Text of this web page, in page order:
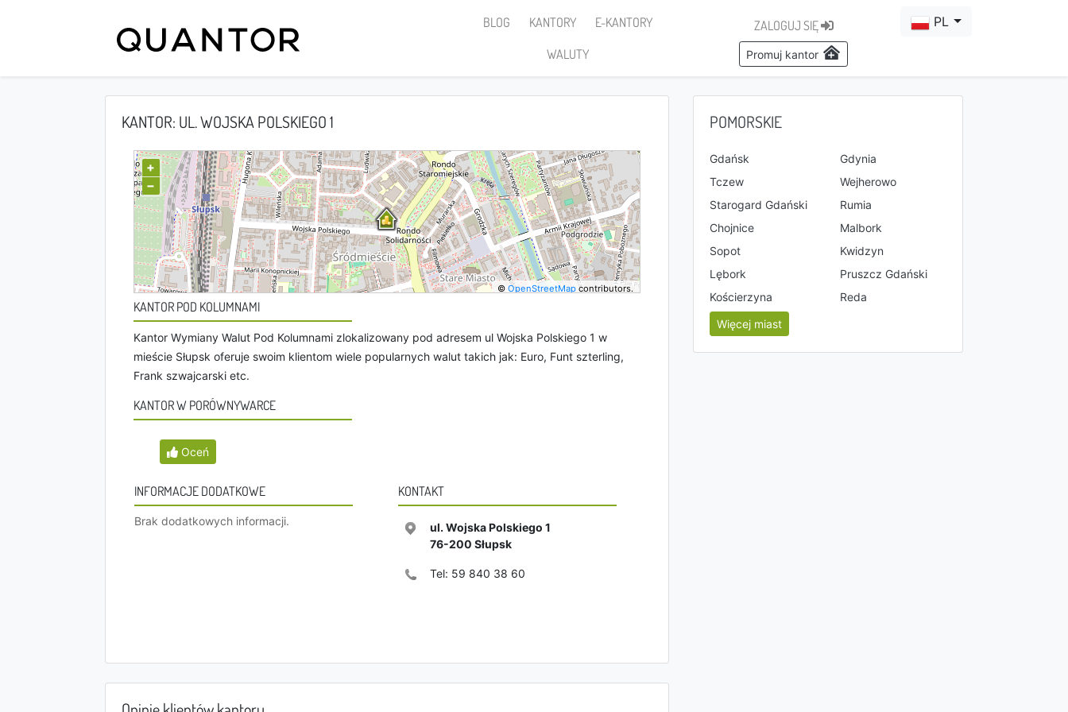
BLOG KANTORY
E-KANTORY
WALUTY
ZALOGUJ SIĘ
Promuj kantor
PL
KANTOR: UL. WOJSKA POLSKIEGO 1
+
−
©OpenStreetMap contributors.
KANTOR POD KOLUMNAMI
Kantor Wymiany Walut Pod Kolumnami zlokalizowany pod adresem ul Wojska Polskiego 1 w
mieście Słupsk oferuje swoim klientom wiele popularnych walut takich jak: Euro, Funt szterling,
Frank szwajcarski etc.
KANTOR W PORÓWNYWARCE
Oceń
INFORMACJE DODATKOWE
Brak dodatkowych informacji.
KONTAKT
ul. Wojska Polskiego 1
76-200 Słupsk
Tel: 59 840 38 60
POMORSKIE
Gdańsk
Gdynia
Tczew
Wejherowo
Starogard Gdański
Rumia
Chojnice
Malbork
Sopot
Kwidzyn
Lębork
Pruszcz Gdański
Kościerzyna
Reda
Więcej miast